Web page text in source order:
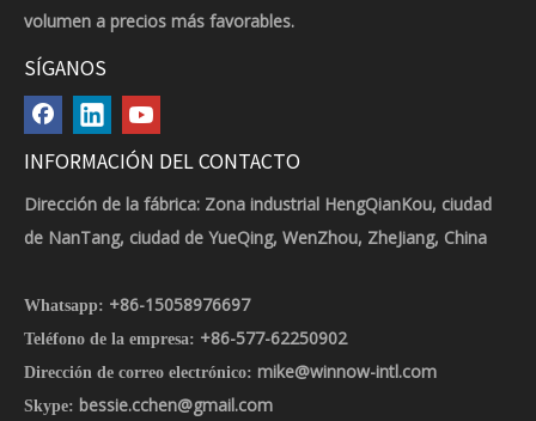
volumen a precios más favorables.
SÍGANOS
INFORMACIÓN DEL CONTACTO
Dirección de la fábrica: Zona industrial HengQianKou, ciudad
de NanTang, ciudad de YueQing, WenZhou, ZheJiang, China
Whatsapp: +86-15058976697
Teléfono de la empresa: +86-577-62250902
Dirección de correo electrónico: mike@winnow-intl.com
Skype: bessie.cchen@gmail.com